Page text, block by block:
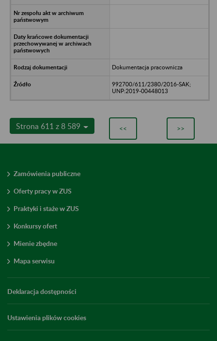
Dokumentacja pracownicza
992700/611/2380/2016-SAK;
UNP:2019-00448013
Strona 611 z 8 589 << >>
Zamówienia publiczne
Oferty pracy w ZUS
Praktyki i staże w ZUS
Konkursy ofert
Mienie zbędne
Mapa serwisu
Deklaracja dostępności
Ustawienia plików cookies